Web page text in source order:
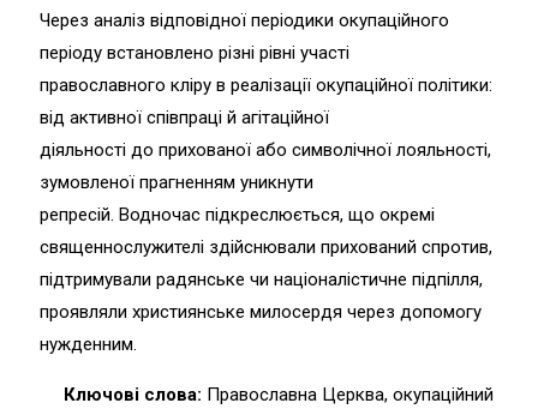
Через аналіз відповідної періодики окупаційного
періоду встановлено різні рівні участі
православного кліру в реалізації окупаційної політики:
від активної співпраці й агітаційної
діяльності до прихованої або символічної лояльності,
зумовленої прагненням уникнути
репресій. Водночас підкреслюється, що окремі
священнослужителі здійснювали прихований спротив,
підтримували радянське чи націоналістичне підпілля,
проявляли християнське милосердя через допомогу
нужденним.
Ключові слова: Православна Церква, окупаційний